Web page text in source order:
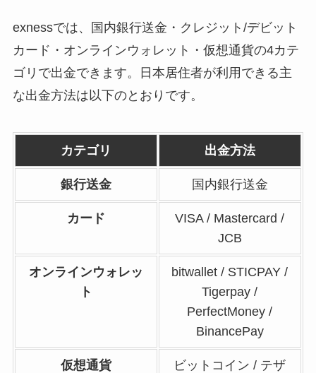
exnessでは、国内銀行送金・クレジット/デビット
カード・オンラインウォレット・仮想通貨の4カテ
ゴリで出金できます。日本居住者が利用できる主
な出金方法は以下のとおりです。
カテゴリ 出金方法
銀行送金 国内銀行送金
カード
VISA / Mastercard /
JCB
オンラインウォレッ
ト
bitwallet / STICPAY /
Tigerpay /
PerfectMoney /
BinancePay
仮想通貨
ビットコイン / テザ